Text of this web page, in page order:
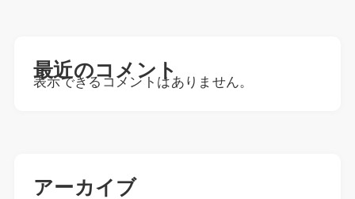
最近のコメント
表示できるコメントはありません。
アーカイブ